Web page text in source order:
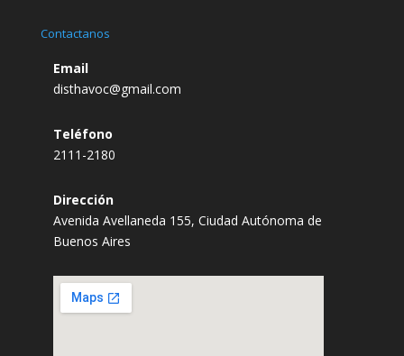
Contactanos
Email
disthavoc@gmail.com
Teléfono
2111-2180
Dirección
Avenida Avellaneda 155, Ciudad Autónoma de
Buenos Aires